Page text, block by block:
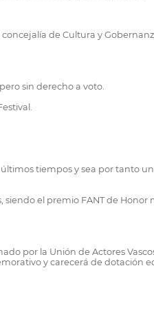
de Cultura y
sin derecho a voto.
tiempos y sea por tanto
el premio FANT de Honor
por la Unión de Actores
y carecerá de dotación